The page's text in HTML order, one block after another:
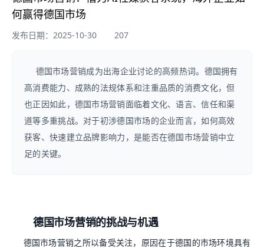
何赢得德国市场
发布日期：2025-10-30 207
德国市场营销成为出海企业讨论的高频热词。德国拥有
高消费能力、成熟的法规体系和注重品质的消费文化，但
也正因如此，德国市场营销面临着文化、语言、信任和渠
道等多重挑战。对于初涉德国市场的企业而言，如何高效
获客、快速建立品牌影响力，是能否在德国市场营销中立
足的关键。
德国市场营销的挑战与机遇
德国市场营销之所以备受关注，原因在于德国的市场环境具有